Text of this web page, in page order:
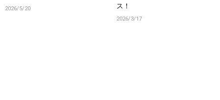
2026/5/20
ス！
2026/3/17